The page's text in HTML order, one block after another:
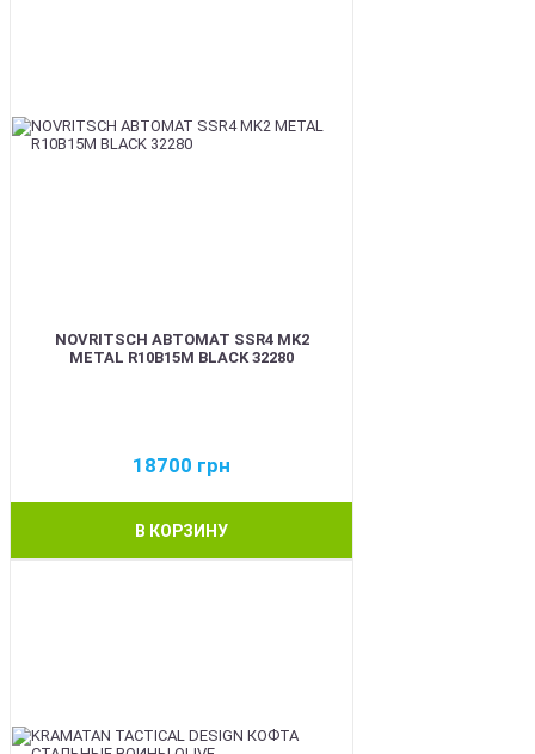
NOVRITSCH АВТОМАТ SSR4 MK2
METAL R10B15M BLACK 32280
18700 грн
В КОРЗИНУ